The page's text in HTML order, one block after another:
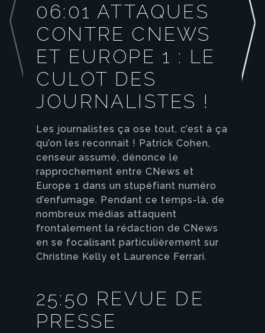
06:01 ATTAQUES
CONTRE CNEWS
ET EUROPE 1 : LE
CULOT DES
JOURNALISTES !
Les journalistes ça ose tout, c’est à ça
qu’on les reconnait ! Patrick Cohen,
censeur assumé, dénonce le
rapprochement entre CNews et
Europe 1 dans un stupéfiant numéro
d’enfumage. Pendant ce temps-là, de
nombreux médias attaquent
frontalement la rédaction de CNews
en se focalisant particulièrement sur
Christine Kelly et Laurence Ferrari.
25:50 REVUE DE
PRESSE